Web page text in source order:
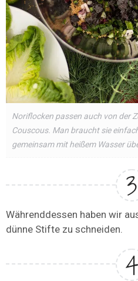
Noriflocken passen auch von der
Couscous. Man braucht sie
gemeinsam mit heißem Wasser
Währenddessen haben wir
dünne Stifte zu schneiden.